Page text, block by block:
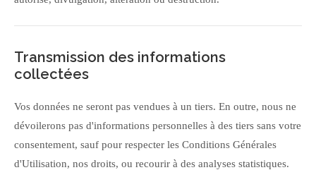
Transmission des informations
collectées
Vos données ne seront pas vendues à un tiers. En outre, nous ne
dévoilerons pas d'informations personnelles à des tiers sans votre
consentement, sauf pour respecter les Conditions Générales
d'Utilisation, nos droits, ou recourir à des analyses statistiques.